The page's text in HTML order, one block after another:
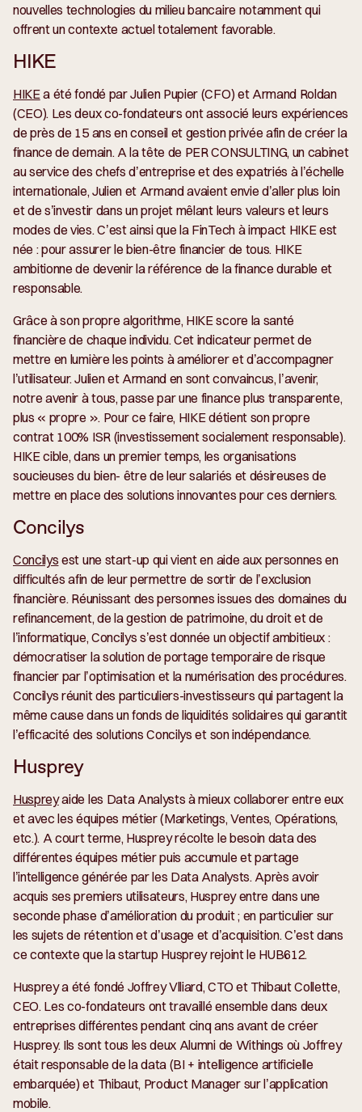
nouvelles technologies du milieu bancaire notamment qui
offrent un contexte actuel totalement favorable.
HIKE
HIKEa été fondé par Julien Pupier (CFO) et Armand Roldan
(CEO). Les deux co-fondateurs ont associé leurs expériences
de près de 15 ans en conseil et gestion privée afin de créer la
finance de demain. A la tête de PER CONSULTING, un cabinet
au service des chefs d’entreprise et des expatriés à l’échelle
internationale, Julien et Armand avaient envie d’aller plus loin
et de s’investir dans un projet mêlant leurs valeurs et leurs
modes de vies. C’est ainsi que la FinTech à impact HIKE est
née : pour assurer le bien-être financier de tous. HIKE
ambitionne de devenir la référence de la finance durable et
responsable.
Grâce à son propre algorithme, HIKE score la santé
financière de chaque individu. Cet indicateur permet de
mettre en lumière les points à améliorer et d’accompagner
l’utilisateur. Julien et Armand en sont convaincus, l’avenir,
notre avenir à tous, passe par une finance plus transparente,
plus « propre ». Pour ce faire, HIKE détient son propre
contrat 100% ISR (investissement socialement responsable).
HIKE cible, dans un premier temps, les organisations
soucieuses du bien- être de leur salariés et désireuses de
mettre en place des solutions innovantes pour ces derniers.
Concilys
Concilys est une start-up qui vient en aide aux personnes en
difficultés afin de leur permettre de sortir de l’exclusion
financière. Réunissant des personnes issues des domaines du
refinancement, de la gestion de patrimoine, du droit et de
l’informatique, Concilys s’est donnée un objectif ambitieux :
démocratiser la solution de portage temporaire de risque
financier par l’optimisation et la numérisation des procédures.
Concilys réunit des particuliers-investisseurs qui partagent la
même cause dans un fonds de liquidités solidaires qui garantit
l’efficacité des solutions Concilys et son indépendance.
Husprey
Huspreyaide les Data Analysts à mieux collaborer entre eux
et avec les équipes métier (Marketings, Ventes, Opérations,
etc.). A court terme, Husprey récolte le besoin data des
différentes équipes métier puis accumule et partage
l’intelligence générée par les Data Analysts. Après avoir
acquis ses premiers utilisateurs, Husprey entre dans une
seconde phase d’amélioration du produit ; en particulier sur
les sujets de rétention et d’usage et d’acquisition. C’est dans
ce contexte que la startup Husprey rejoint le HUB612.
Husprey a été fondé Joffrey Vlliard, CTO et Thibaut Collette,
CEO. Les co-fondateurs ont travaillé ensemble dans deux
entreprises différentes pendant cinq ans avant de créer
Husprey. Ils sont tous les deux Alumni de Withings où Joffrey
était responsable de la data (BI + intelligence artificielle
embarquée) et Thibaut, Product Manager sur l’application
mobile.